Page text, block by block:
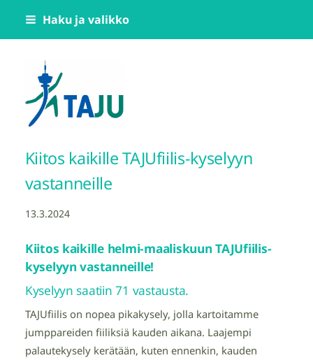
Siirry
Haku ja valikko
Tampereen Jumppatiimi TAJU ry
Kiitos kaikille TAJUfiilis-kyselyyn
vastanneille
13.3.2024
Kiitos kaikille helmi-maaliskuun TAJUfiilis-
kyselyyn vastanneille!
Kyselyyn saatiin 71 vastausta.
TAJUfiilis on nopea pikakysely, jolla kartoitamme
jumppareiden fiiliksiä kauden aikana. Laajempi
palautekysely kerätään, kuten ennenkin, kauden